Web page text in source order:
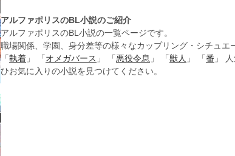
アルファポリスのBL小説のご紹介
アルファポリスのBL小説の一覧ページです。
職場関係、学園、身分差等の様々なカップリング・シチュエ
「 執着 」 「 オメガバース 」 「 悪役令息 」 「 獣人 」 「 番 」
ひお気に入りの小説を見つけてください。